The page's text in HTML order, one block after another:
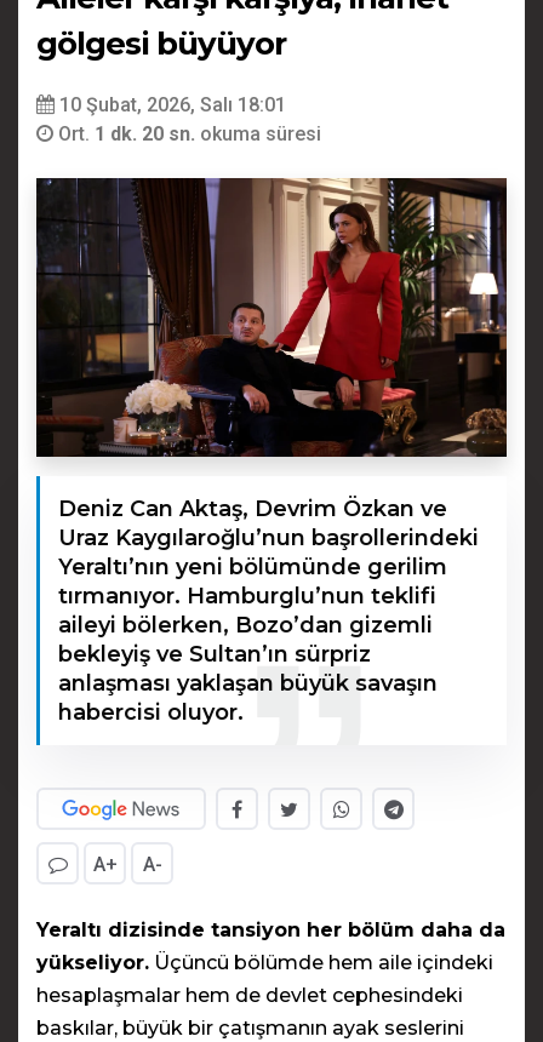
gölgesi büyüyor
10 Şubat, 2026, Salı 18:01
Ort. 1 dk. 20 sn. okuma süresi
Deniz Can Aktaş, Devrim Özkan ve
Uraz Kaygılaroğlu’nun başrollerindeki
Yeraltı’nın yeni bölümünde gerilim
tırmanıyor. Hamburglu’nun teklifi
aileyi bölerken, Bozo’dan gizemli
bekleyiş ve Sultan’ın sürpriz
anlaşması yaklaşan büyük savaşın
habercisi oluyor.
A+ A-
Yeraltı dizisinde tansiyon her bölüm daha da
yükseliyor. Üçüncü bölümde hem aile içindeki
hesaplaşmalar hem de devlet cephesindeki
baskılar, büyük bir çatışmanın ayak seslerini